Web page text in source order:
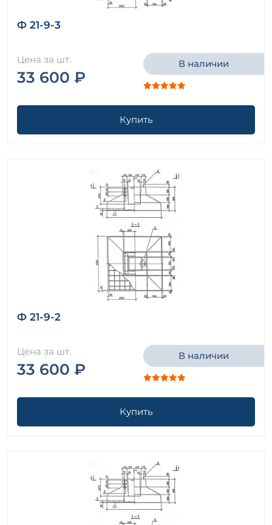
Ф 21-9-3
Цена за шт.
33 600 ₽
В наличии
Купить
Ф 21-9-2
Цена за шт.
33 600 ₽
В наличии
Купить